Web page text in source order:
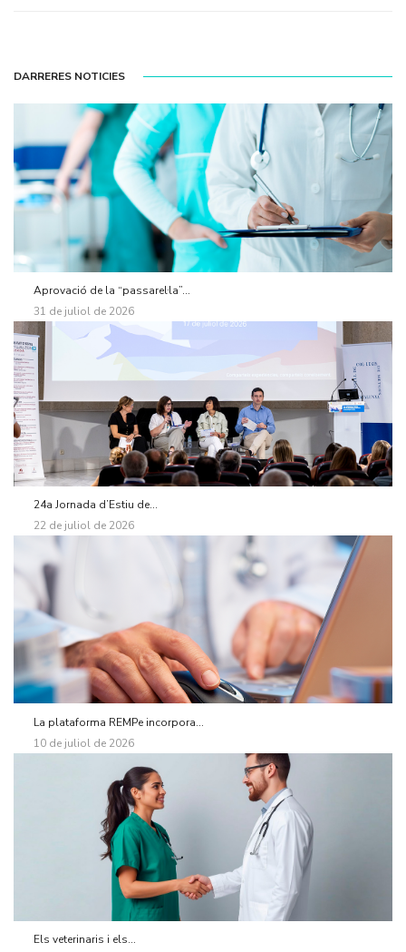
DARRERES NOTICIES
Aprovació de la “passarel·la”...
31 de juliol de 2026
24a Jornada d’Estiu de...
22 de juliol de 2026
La plataforma REMPe incorpora...
10 de juliol de 2026
Els veterinaris i els...